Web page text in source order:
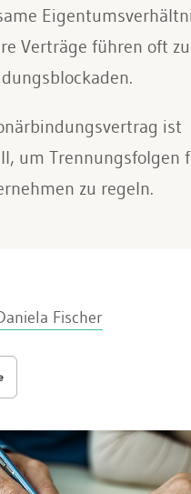
Verträge führen oft zu
ist
um Trennungsfolgen
zu regeln.
Fischer